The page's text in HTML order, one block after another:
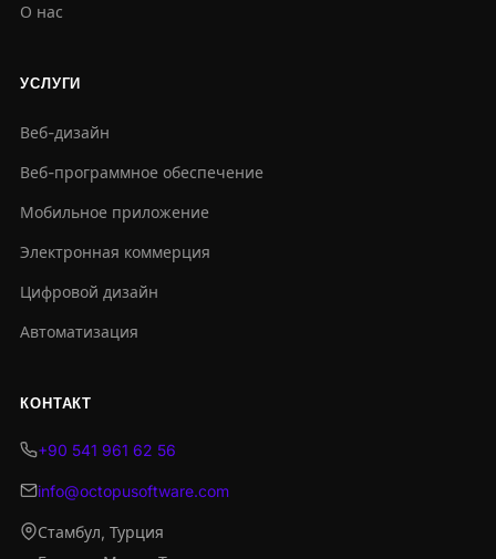
О нас
УСЛУГИ
Веб-дизайн
Веб-программное обеспечение
Мобильное приложение
Электронная коммерция
Цифровой дизайн
Автоматизация
КОНТАКТ
+90 541 961 62 56
info@octopusoftware.com
Стамбул, Турция